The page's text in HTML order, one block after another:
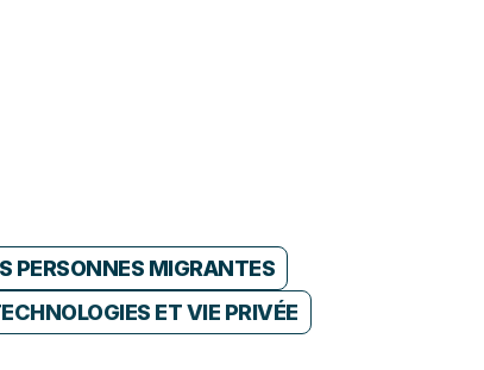
PERSONNES MIGRANTES
ET VIE PRIVÉE